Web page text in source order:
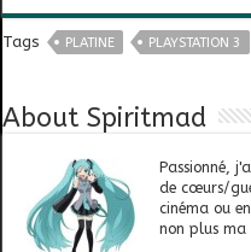
Tags PLATINE PLAYSTATION 3
About Spiritmad
Passionné,
de cœurs/
cinéma ou
non plus ma